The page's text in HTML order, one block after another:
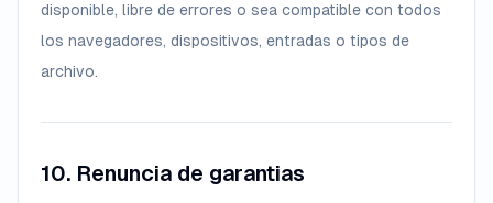
disponible, libre de errores o sea compatible con todos
los navegadores, dispositivos, entradas o tipos de
archivo.
10. Renuncia de garantias